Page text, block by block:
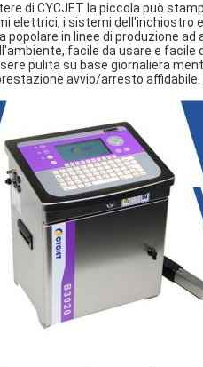
di CYCJET la piccola può
elettrici, i sistemi dell'inchiostro
in linee di produzione ad
facile da usare e
pulita su base giornaliera
avvio/arresto affidabile.